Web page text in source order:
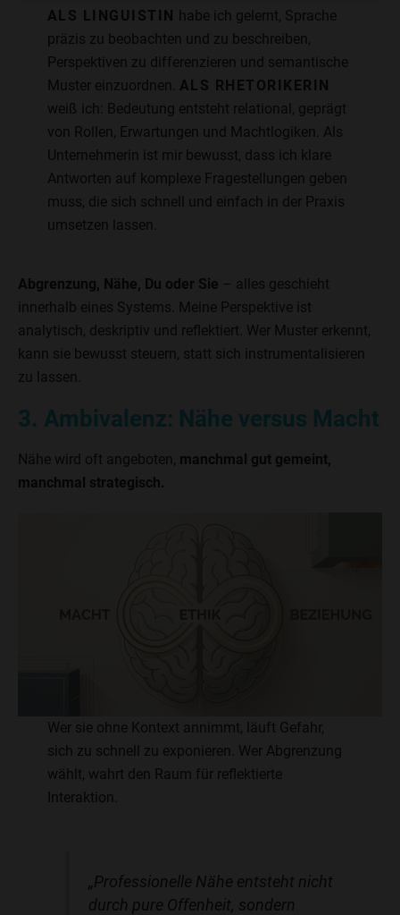
ALS LINGUISTIN
habe ich gelernt, Sprache
präzis zu beobachten und zu beschreiben,
Perspektiven zu differenzieren und semantische
Muster einzuordnen. ALS RHETORIKERIN
weiß ich: Bedeutung entsteht relational, geprägt
von Rollen, Erwartungen und Machtlogiken. Als
Unternehmerin ist mir bewusst, dass ich klare
Antworten auf komplexe Fragestellungen geben
muss, die sich schnell und einfach in der Praxis
umsetzen lassen.
Abgrenzung, Nähe, Du oder Sie – alles geschieht
innerhalb eines Systems. Meine Perspektive ist
analytisch, deskriptiv und reflektiert. Wer Muster erkennt,
kann sie bewusst steuern, statt sich instrumentalisieren
zu lassen.
3. Ambivalenz: Nähe versus Macht
Nähe wird oft angeboten, manchmal gut gemeint,
manchmal strategisch.
Wer sie ohne Kontext annimmt, läuft Gefahr,
sich zu schnell zu exponieren. Wer Abgrenzung
wählt, wahrt den Raum für reflektierte
Interaktion.
„Professionelle Nähe entsteht nicht
durch pure Offenheit, sondern